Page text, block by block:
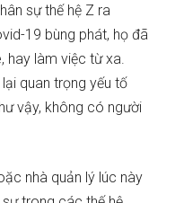
sự thế hệ Z ra
19 bùng phát, họ đã
hay làm việc từ xa.
quan trọng yếu tố
vậy, không có người
nhà quản lý lúc này